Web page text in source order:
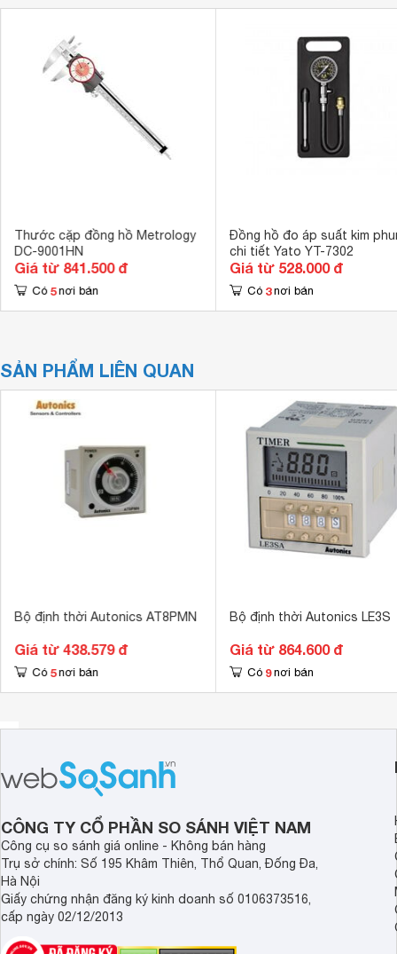
Thước cặp đồng hồ Metrology
DC-9001HN
Giá từ 841.500 đ
Có 5 nơi bán
Đồng hồ đo áp suất kim
chi tiết Yato YT-7302
Giá từ 528.000 đ
Có 3 nơi bán
SẢN PHẨM LIÊN QUAN
Bộ định thời Autonics AT8PMN
Giá từ 438.579 đ
Có 5 nơi bán
Bộ định thời Autonics LE3S
Giá từ 864.600 đ
Có 9 nơi bán
CÔNG TY CỔ PHẦN SO SÁNH VIỆT NAM
Công cụ so sánh giá online - Không bán hàng
Trụ sở chính: Số 195 Khâm Thiên, Thổ Quan, Đống Đa,
Hà Nội
Giấy chứng nhận đăng ký kinh doanh số 0106373516,
cấp ngày 02/12/2013